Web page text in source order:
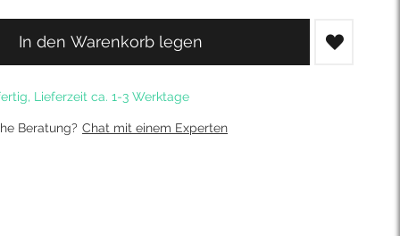
In den Warenkorb legen
Lieferzeit ca. 1-3 Werktage
Beratung? Chat mit einem Experten